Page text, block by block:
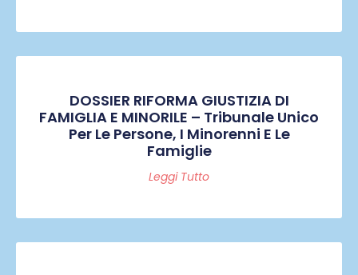
DOSSIER RIFORMA GIUSTIZIA DI
FAMIGLIA E MINORILE – Tribunale Unico
Per Le Persone, I Minorenni E Le
Famiglie
Leggi Tutto